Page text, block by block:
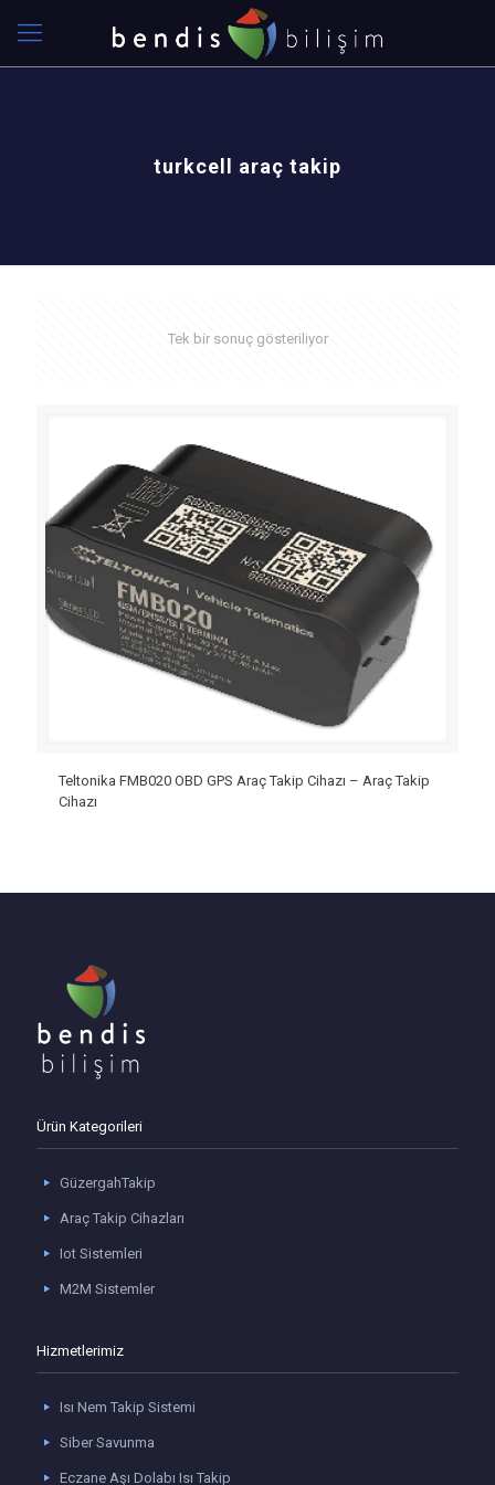
turkcell araç takip
Tek bir sonuç gösteriliyor
Teltonika FMB020 OBD GPS Araç Takip Cihazı – Araç Takip
Cihazı
Ürün Kategorileri
GüzergahTakip
Araç Takip Cihazları
Iot Sistemleri
M2M Sistemler
Hizmetlerimiz
Isı Nem Takip Sistemi
Siber Savunma
Eczane Aşı Dolabı Isı Takip